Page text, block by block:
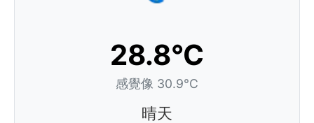
28.8°C
感覺像 30.9°C
晴天